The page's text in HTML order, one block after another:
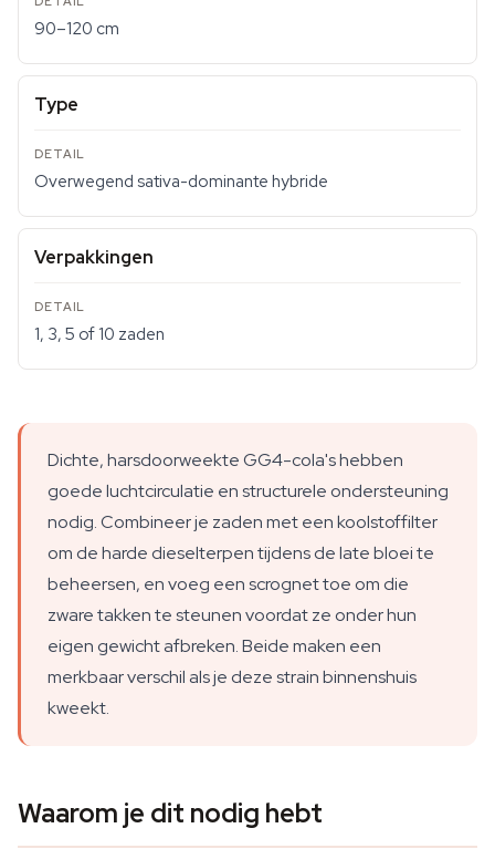
90–120 cm
Type
Overwegend sativa-dominante hybride
Verpakkingen
1, 3, 5 of 10 zaden
Dichte, harsdoorweekte GG4-cola's hebben
goede luchtcirculatie en structurele ondersteuning
nodig. Combineer je zaden met een koolstoffilter
om de harde dieselterpen tijdens de late bloei te
beheersen, en voeg een scrognet toe om die
zware takken te steunen voordat ze onder hun
eigen gewicht afbreken. Beide maken een
merkbaar verschil als je deze strain binnenshuis
kweekt.
Waarom je dit nodig hebt